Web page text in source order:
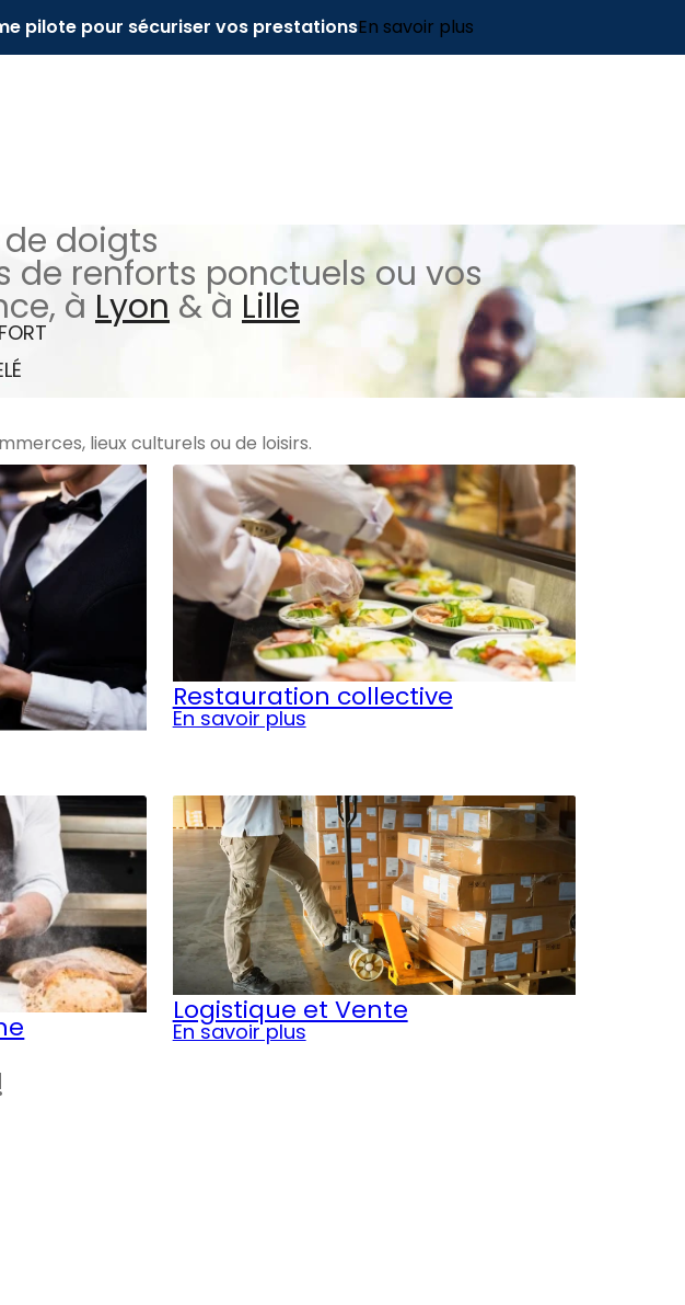
pilote pour sécuriser vos prestationsEn savoir plus
doigts
renforts ponctuels ou vos
à Lyon & à Lille
lieux culturels ou de loisirs.
Restauration collective
En savoir plus
Logistique et Vente
En savoir plus